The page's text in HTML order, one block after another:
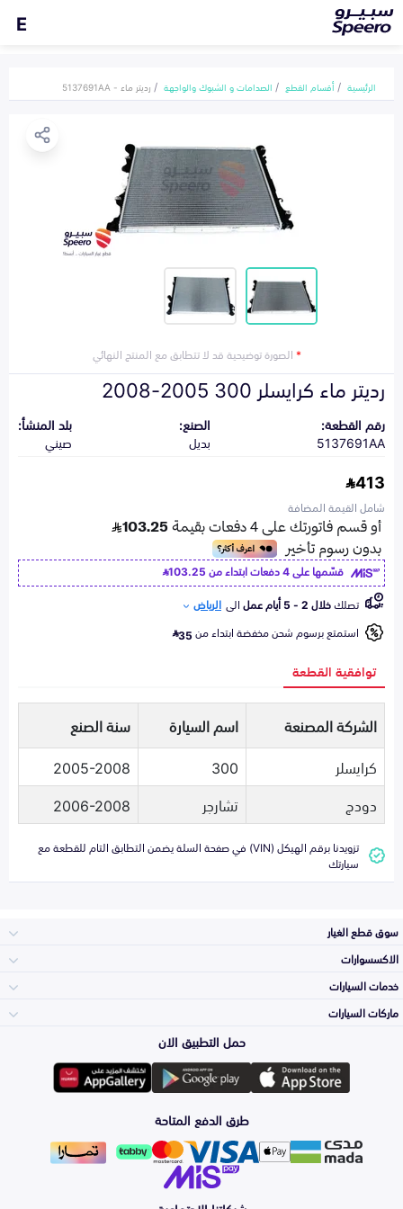
E
الرئيسية أقسام القطع الصدامات و الشبوك والواجهة رديتر ماء - 5137691AA
*الصورة توضيحية قد لا تتطابق مع المنتج النهائي
رديتر ماء كرايسلر 300 2005-2008
رقم القطعة:
5137691AA
الصنع:
بديل
بلد المنشأ:
صيني
413
شامل القيمة المضافة
قسّمها على 4 دفعات ابتداء من
103.25
تصلكخلال 2 - 5 أيام عمل الى الرياض
استمتع برسوم شحن مخفضة ابتداء من35
توافقية القطعة
الشركة المصنعة اسم السيارة
سنة الصنع
كرايسلر
300
2005-2008
دودج
تشارجر 2006-2008
تزويدنا برقم الهيكل (VIN) في صفحة السلة يضمن التطابق التام للقطعة مع
سيارتك
سوق قطع الغيار
المكائن، القيرات
وملحقاتها
الشمعات
والاصطبات (الاضاءة)
الفرامل والأقمشة
الاكسسوارات
لوازم الرحلات
اكسسوارات العناية
خدمات السيارات
الأكثر مبيعاً
التلميع والعناية
ماركات السيارات
Toyota
Hyundai
حمل التطبيق الان
طرق الدفع المتاحة